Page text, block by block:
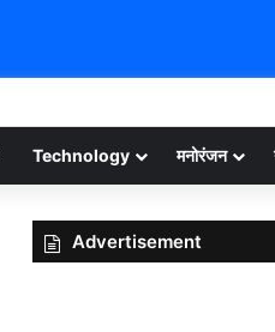
Technology मनोरंजन
Advertisement